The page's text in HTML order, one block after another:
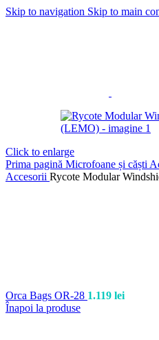
Skip to navigation Skip to main
Click to enlarge
Prima pagină Microfoane și căști
Accesorii Rycote Modular
Orca Bags OR-28 1.119 lei
Înapoi la produse